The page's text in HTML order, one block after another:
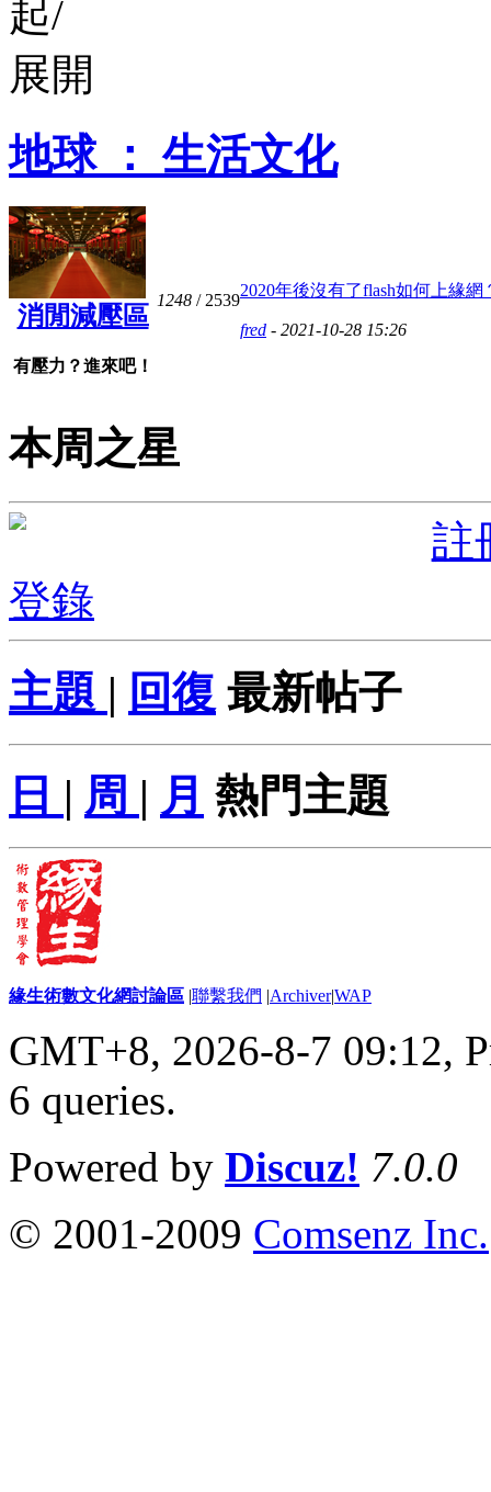
地球 ： 生活文化
消閒減壓區
有壓力？進來吧！
1248 / 2539
2020年後沒有了flash如何上緣網
fred - 2021-10-28 15:26
本周之星
註
登錄
主題 | 回復 最新帖子
日 | 周 | 月 熱門主題
緣生術數文化網討論區 |聯繫我們 |Archiver|WAP
GMT+8, 2026-8-7 09:12,
6 queries.
Powered by Discuz! 7.0.0
© 2001-2009 Comsenz Inc.